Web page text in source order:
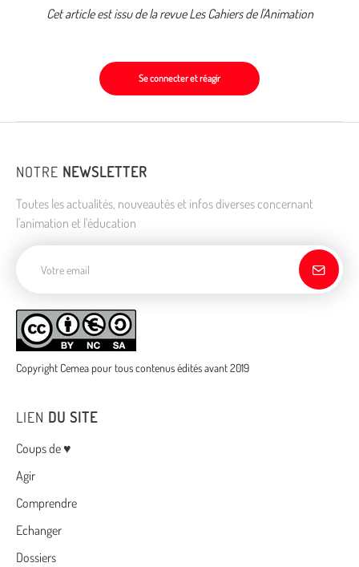
Cet article est issu de la revue Les Cahiers de l'Animation
Se connecter et réagir
NOTRE NEWSLETTER
Toutes les actualités, nouveautés et infos diverses concernant
l'animation et l'éducation
Copyright Cemea pour tous contenus édités avant 2019
LIEN DU SITE
Menu
Coups de ♥
Agir
Comprendre
Echanger
Dossiers